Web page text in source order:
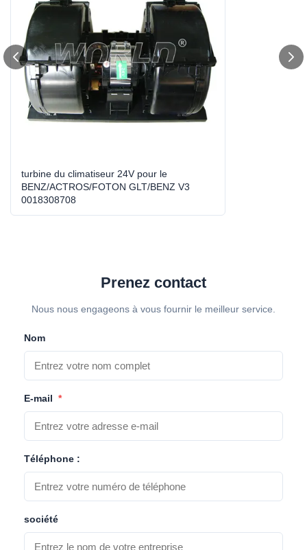
Warranty: Selon notre politique
Size: Taille standard
Direction:
Model No.:
turbine du climatiseur 24V pour le
BENZ/ACTROS/FOTON GLT/BENZ V3
0018308708
Prenez contact
Nous nous engageons à vous fournir le meilleur service.
Nom
E-mail *
Téléphone :
société